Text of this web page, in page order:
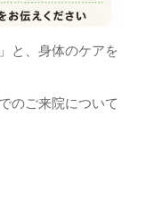
と、身体のケアを
のご来院について